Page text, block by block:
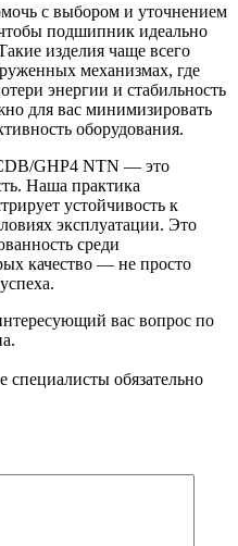
с выбором и уточнением
подшипник идеально
изделия чаще всего
механизмах, где
энергии и стабильность
для вас минимизировать
оборудования.
GHP4 NTN — это
Наша практика
устойчивость к
эксплуатации. Это
среди
качество — не просто
вас вопрос по
обязательно